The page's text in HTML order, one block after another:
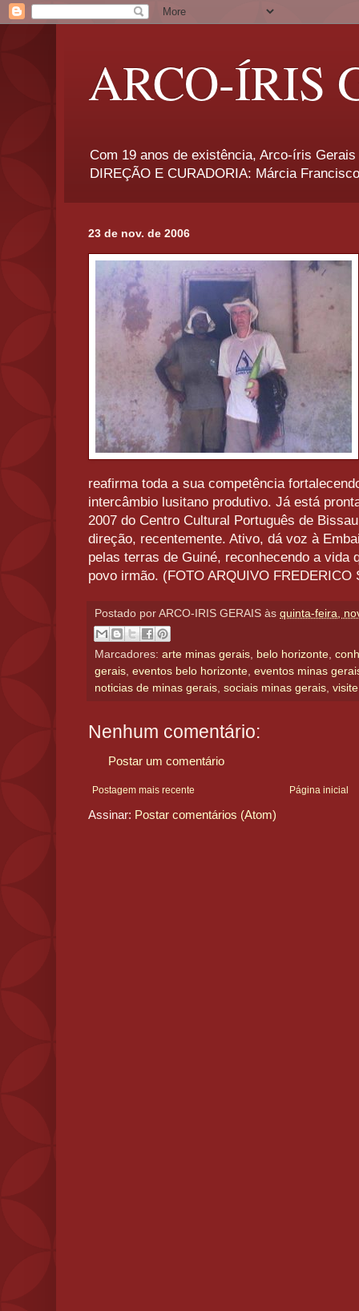
ARCO-ÍRIS
Com 19 anos de existência, Arco-íris
DIREÇÃO E CURADORIA: Márcia
23 de nov. de 2006
reafirma toda a sua competência
intercâmbio lusitano produtivo. Já está
2007 do Centro Cultural Português de
direção, recentemente. Ativo, dá voz à
pelas terras de Guiné, reconhecendo a vida
povo irmão. (FOTO ARQUIVO FREDERICO
Postado por ARCO-IRIS GERAIS às quinta-feira,
Marcadores: arte minas gerais belo horizonte
gerais eventos belo horizonte eventos minas
noticias de minas gerais sociais minas gerais
Nenhum comentário:
Postar um comentário
Postagem mais recente Página inicial
Assinar: Postar comentários (Atom)